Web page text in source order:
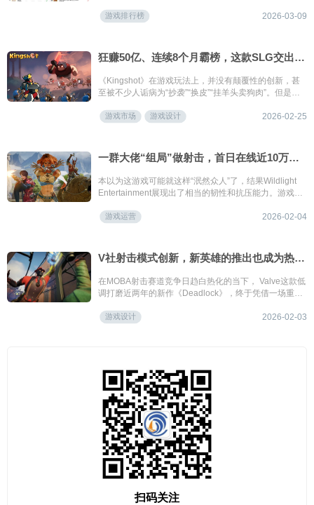
出海榜；《Tasty Travels: Merge Game》出海收入再创
道》与《偶像梦幻祭2》重回榜单。本期榜单中，二次元
产品共计11款。
游戏排行榜 2026-03-09
狂赚50亿、连续8个月霸榜，这款SLG交出了上线一年的答卷
《Kingshot》在游戏玩法上，并没有颠覆性的创新，甚
至被不少人诟病为“抄袭”“换皮”“挂羊头卖狗肉”。但是仔
式设计：外层是吸引眼球的塔防RPG，中层是承接与过
游戏市场 游戏设计 2026-02-25
一群大佬“组局”做射击，首日在线近10万却挨喷，火速更新口碑逆转？
本以为这游戏可能就这样“泯然众人”了，结果Wildlight
Entertainment展现出了相当的韧性和抗压能力。游戏周
式，一周之内更是推了三次更新，算是快速对玩家的反
游戏运营 2026-02-04
V社射击模式创新，新英雄的推出也成为热度引爆点
在MOBA射击赛道竞争日趋白热化的当下， Valve这款低
调打磨近两年的新作《Deadlock》，终于凭借一场重磅
游戏设计 2026-02-03
扫码关注